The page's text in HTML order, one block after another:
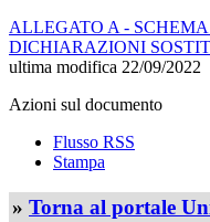
ALLEGATO A -
DICHIARAZIONI
ultima modifica 22/09/2022
Azioni sul documento
Flusso RSS
Stampa
» Torna al portale